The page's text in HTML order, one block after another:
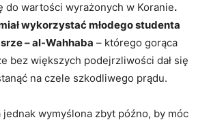
do wartości wyrażonych w Koranie.
wykorzystać młodego studenta
– al-Wahhaba – którego gorąca
bez większych podejrzliwości dał się
na czele szkodliwego prądu.
jednak wymyślona zbyt późno, by móc